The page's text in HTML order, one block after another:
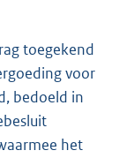
toegekend
voor
bedoeld in
het